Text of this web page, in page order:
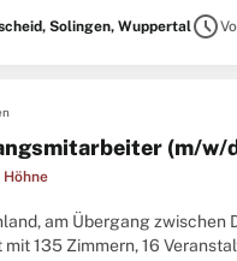
Solingen, Wuppertalschedule
(m/w/
Höhne
am Übergang zwischen
mit 135 Zimmern, 16